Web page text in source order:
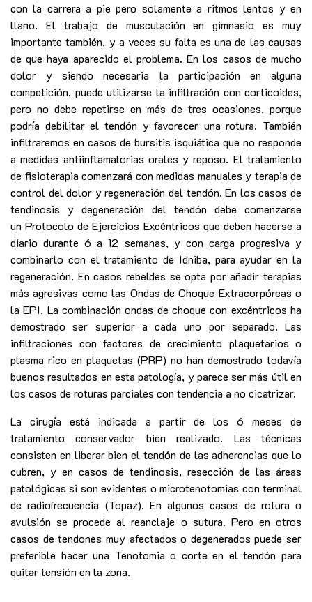
con la carrera a pie pero solamente a ritmos lentos y en
llano. El trabajo de musculación en gimnasio es muy
importante también, y a veces su falta es una de las causas
de que haya aparecido el problema. En los casos de mucho
dolor y siendo necesaria la participación en alguna
competición, puede utilizarse la infiltración con corticoides,
pero no debe repetirse en más de tres ocasiones, porque
podría debilitar el tendón y favorecer una rotura. También
infiltraremos en casos de bursitis isquiática que no responde
a medidas antiinflamatorias orales y reposo. El tratamiento
de fisioterapia comenzará con medidas manuales y terapia de
control del dolor y regeneración del tendón. En los casos de
tendinosis y degeneración del tendón debe comenzarse
un Protocolo de Ejercicios Excéntricos que deben hacerse a
diario durante 6 a 12 semanas, y con carga progresiva y
combinarlo con el tratamiento de Idniba, para ayudar en la
regeneración. En casos rebeldes se opta por añadir terapias
más agresivas como las Ondas de Choque Extracorpóreas o
la EPI. La combinación ondas de choque con excéntricos ha
demostrado ser superior a cada uno por separado. Las
infiltraciones con factores de crecimiento plaquetarios o
plasma rico en plaquetas (PRP) no han demostrado todavía
buenos resultados en esta patología, y parece ser más útil en
los casos de roturas parciales con tendencia a no cicatrizar.
La cirugía está indicada a partir de los 6 meses de
tratamiento conservador bien realizado. Las técnicas
consisten en liberar bien el tendón de las adherencias que lo
cubren, y en casos de tendinosis, resección de las áreas
patológicas si son evidentes o microtenotomias con terminal
de radiofrecuencia (Topaz). En algunos casos de rotura o
avulsión se procede al reanclaje o sutura. Pero en otros
casos de tendones muy afectados o degenerados puede ser
preferible hacer una Tenotomia o corte en el tendón para
quitar tensión en la zona.